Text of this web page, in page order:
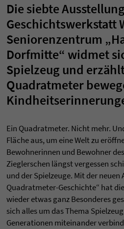
Die siebte
Geschichtswerkstatt
Seniorenzentrum
Dorfmitte“ widmet
Spielzeug und
Quadratmeter
Ein Quadratmeter. Nicht mehr.
Fläche aus, um eine Welt zu
Bewohnerinnen und Bewohner
Zieglerschen längst vergessen
und der Spielzeuge. Mit der neuen
Quadratmeter-Geschichte“ hat
wieder etwas ganz Besonderes
sich alles um das Thema
Generationen miteinander